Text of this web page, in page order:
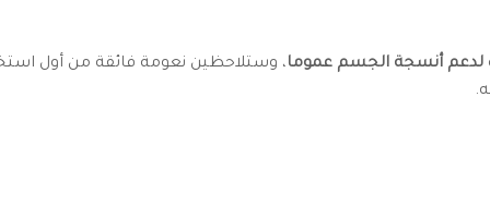
لدعم أنسجة الجسم عموما، وستلاحظين نعومة فائقة من أول